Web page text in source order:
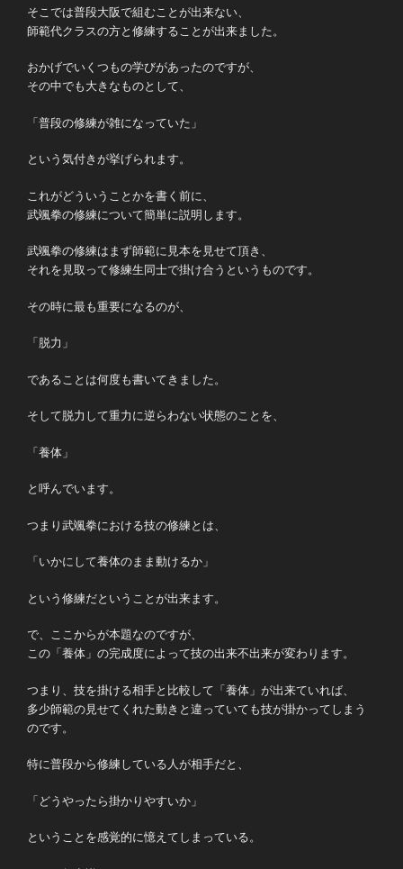
そこでは普段大阪で組むことが出来ない、
師範代クラスの方と修練することが出来ました。
おかげでいくつもの学びがあったのですが、
その中でも大きなものとして、
「普段の修練が雑になっていた」
という気付きが挙げられます。
これがどういうことかを書く前に、
武颯拳の修練について簡単に説明します。
武颯拳の修練はまず師範に見本を見せて頂き、
それを見取って修練生同士で掛け合うというものです。
その時に最も重要になるのが、
「脱力」
であることは何度も書いてきました。
そして脱力して重力に逆らわない状態のことを、
「養体」
と呼んでいます。
つまり武颯拳における技の修練とは、
「いかにして養体のまま動けるか」
という修練だということが出来ます。
で、ここからが本題なのですが、
この「養体」の完成度によって技の出来不出来が変わります。
つまり、技を掛ける相手と比較して「養体」が出来ていれば、
多少師範の見せてくれた動きと違っていても技が掛かってしまう
のです。
特に普段から修練している人が相手だと、
「どうやったら掛かりやすいか」
ということを感覚的に憶えてしまっている。